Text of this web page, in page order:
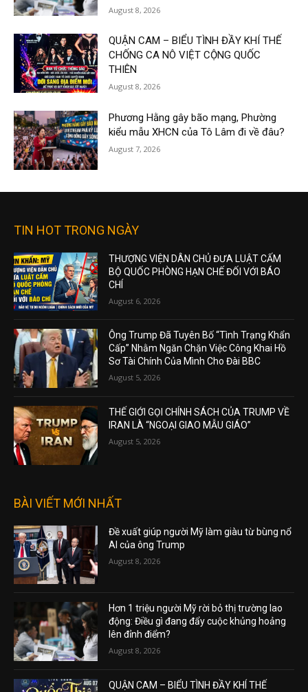
August 8, 2026
QUẬN CAM – BIỂU TÌNH ĐẦY KHÍ THẾ
CHỐNG CA NÔ VIỆT CỘNG QUỐC
THIÊN
August 8, 2026
Phương Hằng gây bão mạng, Phường
kiểu mẫu XHCN của Tô Lâm đi về đâu?
August 7, 2026
TIN HOT TRONG NGÀY
THƯỢNG VIỆN DÂN CHỦ ĐƯA LUẬT CẤM
BỘ QUỐC PHÒNG HẠN CHẾ ĐỐI VỚI BÁO
CHÍ
August 6, 2026
Ông Trump Đã Tuyên Bố “Tình Trạng Khẩn
Cấp” Nhằm Ngăn Chặn Việc Công Khai Hồ
Sơ Tài Chính Của Mình Cho Đài BBC
August 5, 2026
THẾ GIỚI GỌI CHÍNH SÁCH CỦA TRUMP VỀ
IRAN LÀ “NGOẠI GIAO MẪU GIÁO”
August 5, 2026
BÀI VIẾT MỚI NHẤT
Đề xuất giúp người Mỹ làm giàu từ bùng nổ
AI của ông Trump
August 8, 2026
Hơn 1 triệu người Mỹ rời bỏ thị trường lao
động: Điều gì đang đẩy cuộc khủng hoảng
lên đỉnh điểm?
August 8, 2026
QUẬN CAM – BIỂU TÌNH ĐẦY KHÍ THẾ